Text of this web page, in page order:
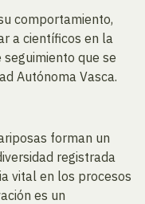
comportamiento,
a científicos en la
que se
Autónoma Vasca.
forman un
registrada
vital en los procesos
es un